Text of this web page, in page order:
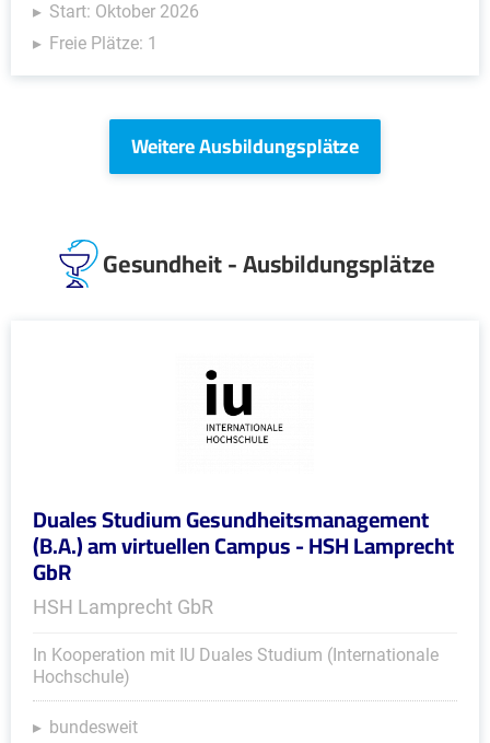
Start: Oktober 2026
Freie Plätze: 1
Weitere Ausbildungsplätze
Gesundheit - Ausbildungsplätze
Duales Studium Gesundheitsmanagement
(B.A.) am virtuellen Campus - HSH Lamprecht
GbR
HSH Lamprecht GbR
In Kooperation mit IU Duales Studium (Internationale
Hochschule)
bundesweit